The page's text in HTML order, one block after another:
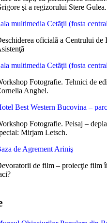
şi a regizorului Stere Gulea.
multimedia Cetãţii (fosta
oficialã a Centrului de
multimedia Cetãţii (fosta
Fotografie. Tehnici de
Anghel.
Best Western Bucovina –
Fotografie. Peisaj –
Mirjam Letsch.
de Agrement Ariniş
de film – proiecţie film